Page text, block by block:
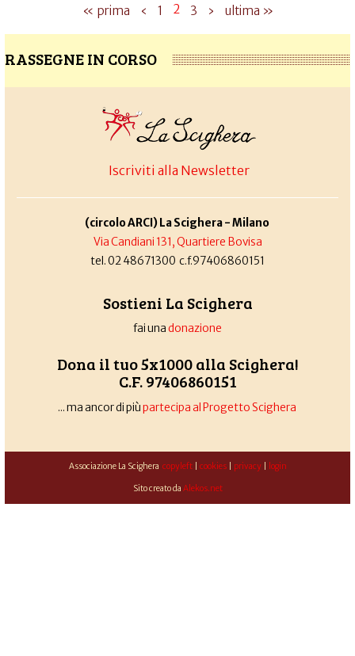
« prima ‹ 1 2 3 › ultima »
RASSEGNE IN CORSO
Iscriviti alla Newsletter
(circolo ARCI) La Scighera - Milano
Via Candiani 131, Quartiere Bovisa
tel. 02 48671300 c.f.97406860151
Sostieni La Scighera
fai unadonazione
Dona il tuo 5x1000 alla Scighera!
C.F. 97406860151
... ma ancor di piùpartecipa al Progetto Scighera
Associazione La Scighera copyleft| cookies| privacy| login
Sito creato da Alekos.net